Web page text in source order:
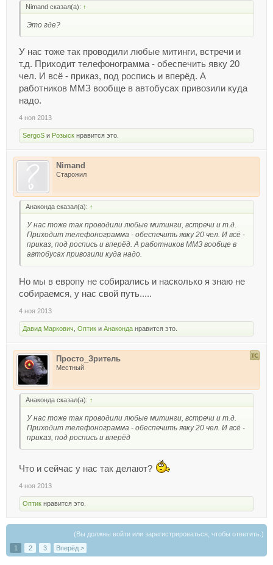
Nimand сказал(а): ↑
Это где?
У нас тоже так проводили любые митинги, встречи и
т.д. Приходит телефонограмма - обеспечить явку 20
чел. И всё - приказ, под роспись и вперёд. А
работников ММЗ вообще в автобусах привозили куда
надо.
4 ноя 2013
SergoS и Розыск нравится это.
Nimand
Старожил
Анаконда сказал(а): ↑
У нас тоже так проводили любые митинги, встречи и т.д.
Приходит телефонограмма - обеспечить явку 20 чел. И всё -
приказ, под роспись и вперёд. А работников ММЗ вообще в
автобусах привозили куда надо.
Но мы в европу не собирались и насколько я знаю не
собираемся, у нас свой путь.....
4 ноя 2013
Давид Маркович Оптик и Анаконда нравится это.
Просто_Зритель
Местный
Анаконда сказал(а): ↑
У нас тоже так проводили любые митинги, встречи и т.д.
Приходит телефонограмма - обеспечить явку 20 чел. И всё -
приказ, под роспись и вперёд
Что и сейчас у нас так делают?
4 ноя 2013
Оптик нравится это.
(Вы должны войти или зарегистрироваться, чтобы ответить.)
1
2 3 Вперёд >